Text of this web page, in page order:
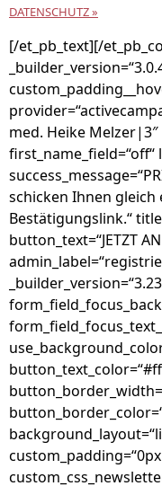
DATENSCHUTZ »
[/et_pb_text][/
med. Heike
first_name_field=“off“
schicken Ihnen gleich
Bestätigungslink.“
button_text=“JETZT